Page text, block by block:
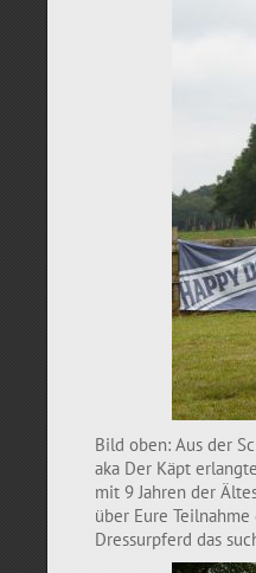
Bild oben: Aus der
aka Der Käpt
mit 9 Jahren der
über Eure
Dressurpferd das